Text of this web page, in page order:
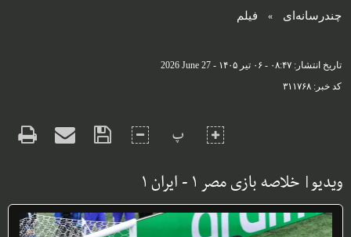
چندرسانه‌ای » فیلم
تاریخ انتشار: ۰۸:۴۷ - ۰۶ تير ۱۴۰۵ -
2026 June 27
کد خبر: ۳۱۱۷۶۸
پ
ویدیو| خلاصه بازی مصر ۱ - ایران ۱